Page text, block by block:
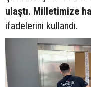
ulaştı. Milletimize
ifadelerini kullandı.